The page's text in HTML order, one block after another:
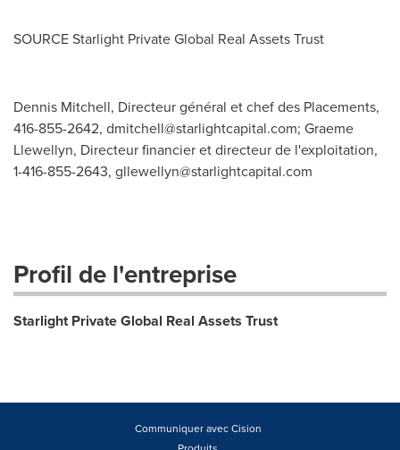
SOURCE Starlight Private Global Real Assets Trust
Dennis Mitchell, Directeur général et chef des Placements,
416-855-2642, dmitchell@starlightcapital.com; Graeme
Llewellyn, Directeur financier et directeur de l'exploitation,
1-416-855-2643, gllewellyn@starlightcapital.com
Profil de l'entreprise
Starlight Private Global Real Assets Trust
Communiquer avec Cision